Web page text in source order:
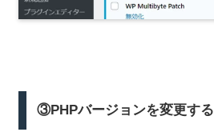
③PHPバージョンを変更する